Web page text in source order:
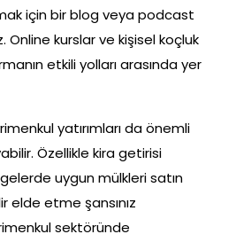
için bir blog veya podcast
Online kurslar ve kişisel koçluk
etkili yolları arasında yer
yatırımları da önemli
Özellikle kira getirisi
uygun mülkleri satın
elde etme şansınız
sektöründe